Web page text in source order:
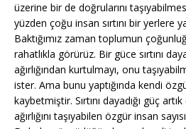
üzerine bir de doğrularını
yüzden çoğu insan sırtını bir yerlere
Baktığımız zaman toplumun
rahatlıkla görürüz. Bir güce sırtını
ağırlığından kurtulmayı, onu
ister. Ama bunu yaptığında kendi
kaybetmiştir. Sırtını dayadığı güç
ağırlığını taşıyabilen özgür insan